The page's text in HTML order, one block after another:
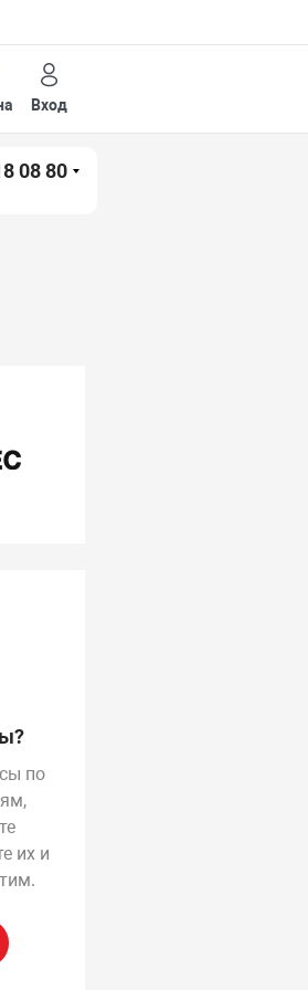
Вход
08 80
по
их и